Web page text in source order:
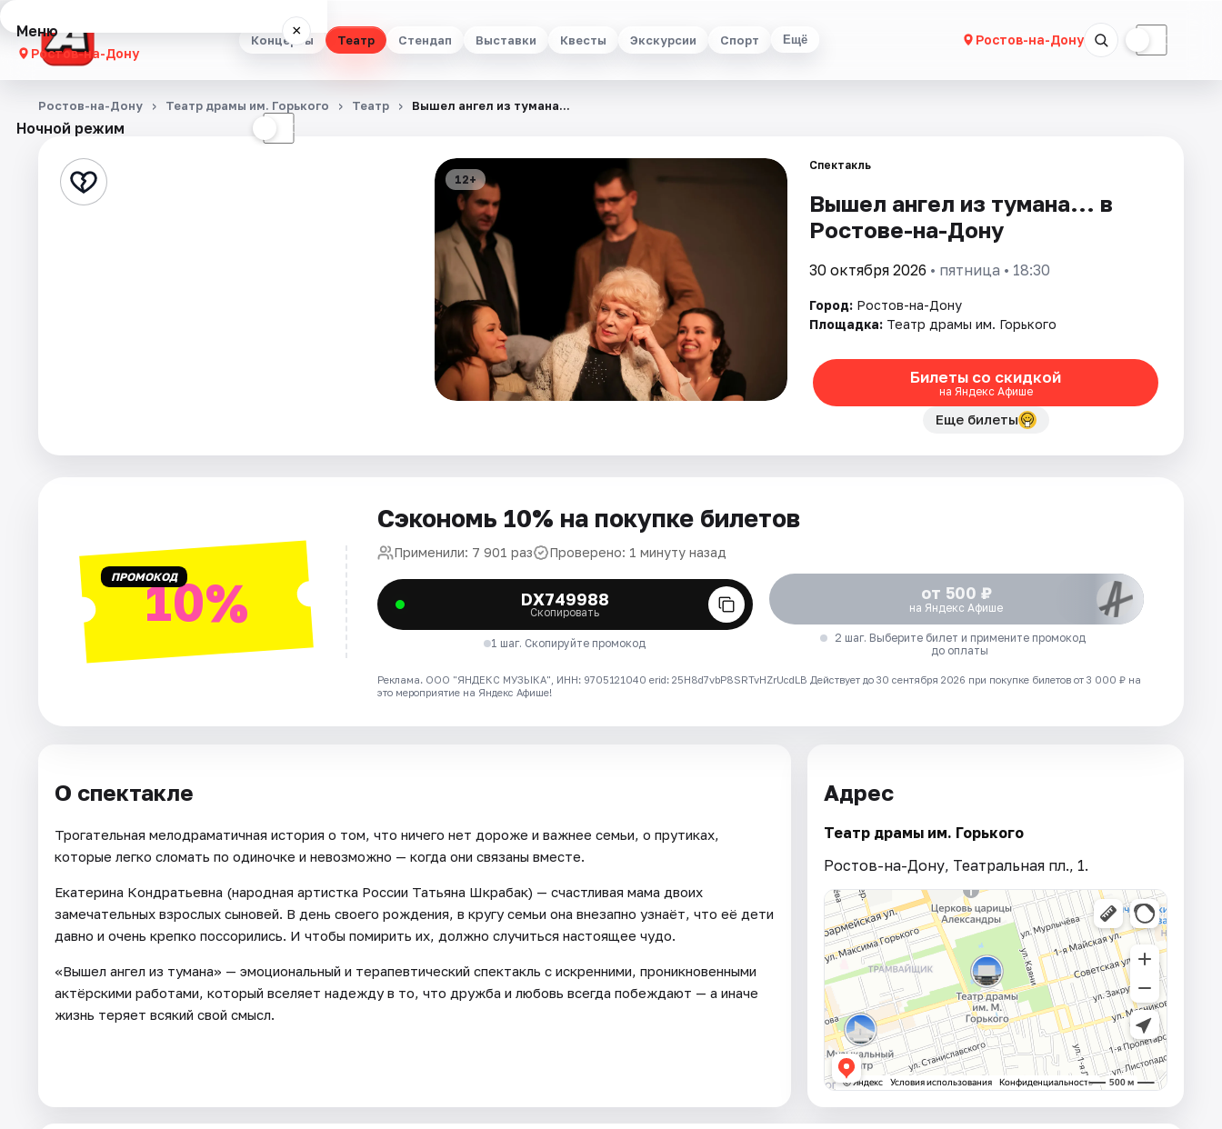
Концерты Театр Стендап Выставки Квесты Экскурсии Спорт Ещё Ростов-на-Дону ☾
Меню ×
Ростов-на-Дону
Концерты
Стендап
Города
Рейтинги
Ночной режим ☾
Ростов-на-Дону Театр драмы им. Горького Театр Вышел ангел из тумана...
12+
Спектакль
Вышел ангел из тумана... в
Ростове-на-Дону
30 октября 2026 • пятница • 18:30
Город: Ростов-на-Дону
Площадка: Театр драмы им. Горького
Билеты со скидкой
на Яндекс Афише
Еще билеты
ПРОМОКОД10%
Сэкономь 10% на покупке билетов
Применили: 7 901 раз Проверено: 1 минуту назад
DX749988
Скопировать
1 шаг. Скопируйте промокод
от 500 ₽
на Яндекс Афише
2 шаг. Выберите билет и примените промокод
до оплаты
Реклама. ООО "ЯНДЕКС МУЗЫКА", ИНН: 9705121040 erid: 25H8d7vbP8SRTvHZrUcdLB Действует до 30 сентября 2026 при покупке билетов от 3 000 ₽ на
это мероприятие на Яндекс Афише!
О спектакле
Трогательная мелодраматичная история о том, что ничего нет дороже и важнее семьи, о прутиках,
которые легко сломать по одиночке и невозможно — когда они связаны вместе.
Екатерина Кондратьевна (народная артистка России Татьяна Шкрабак) — счастливая мама двоих
замечательных взрослых сыновей. В день своего рождения, в кругу семьи она внезапно узнаёт, что её дети
давно и очень крепко поссорились. И чтобы помирить их, должно случиться настоящее чудо.
«Вышел ангел из тумана» — эмоциональный и терапевтический спектакль с искренними, проникновенными
актёрскими работами, который вселяет надежду в то, что дружба и любовь всегда побеждают — а иначе
жизнь теряет всякий свой смысл.
Адрес
Театр драмы им. Горького
Ростов-на-Дону, Театральная пл., 1.